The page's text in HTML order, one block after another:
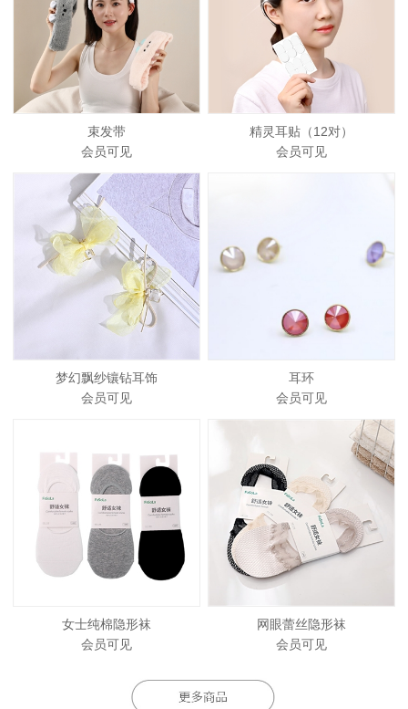
束发带
会员可见
精灵耳贴（12对）
会员可见
梦幻飘纱镶钻耳饰
会员可见
耳环
会员可见
女士纯棉隐形袜
会员可见
网眼蕾丝隐形袜
会员可见